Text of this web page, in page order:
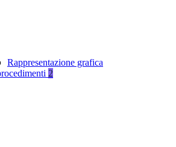
Rappresentazione grafica
2